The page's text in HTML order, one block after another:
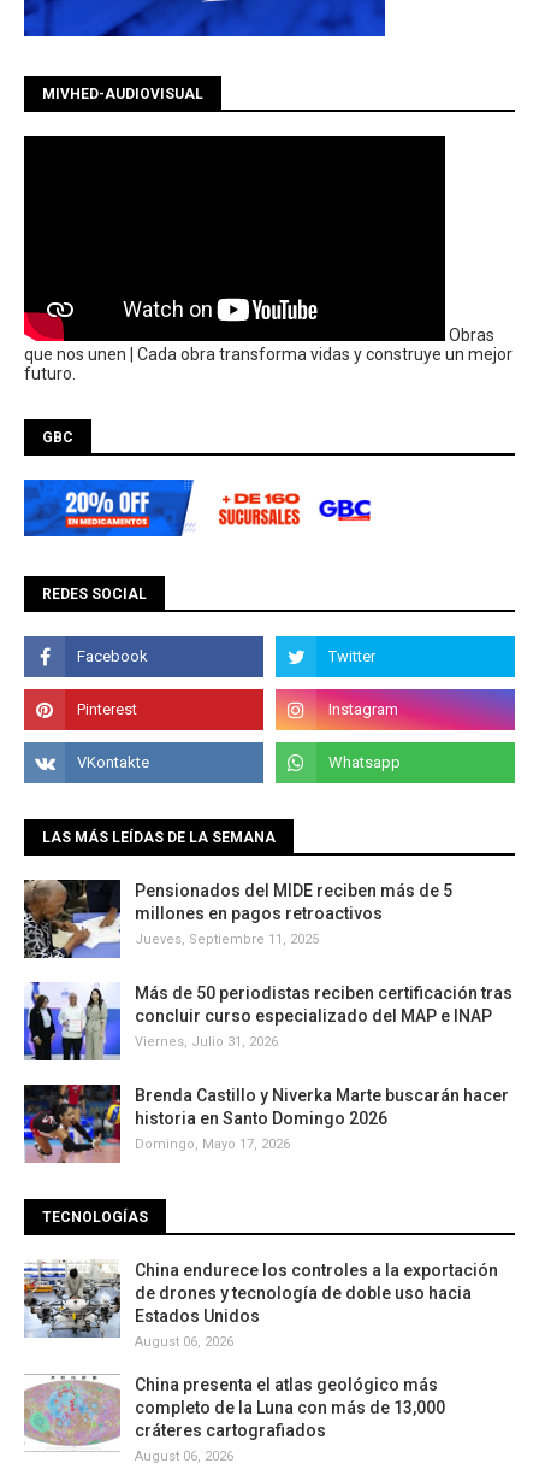
MIVHED-AUDIOVISUAL
Obras
que nos unen | Cada obra transforma vidas y construye un mejor
futuro.
GBC
REDES SOCIAL
LAS MÁS LEÍDAS DE LA SEMANA
Pensionados del MIDE reciben más de 5
millones en pagos retroactivos
Jueves, Septiembre 11, 2025
Más de 50 periodistas reciben certificación tras
concluir curso especializado del MAP e INAP
Viernes, Julio 31, 2026
Brenda Castillo y Niverka Marte buscarán hacer
historia en Santo Domingo 2026
Domingo, Mayo 17, 2026
TECNOLOGÍAS
China endurece los controles a la exportación
de drones y tecnología de doble uso hacia
Estados Unidos
August 06, 2026
China presenta el atlas geológico más
completo de la Luna con más de 13,000
cráteres cartografiados
August 06, 2026